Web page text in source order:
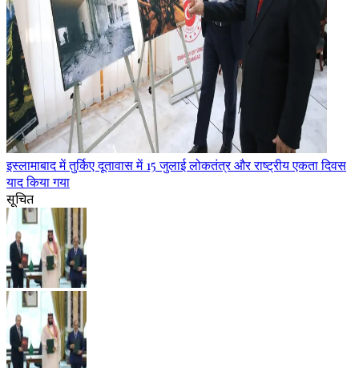
इस्लामाबाद में तुर्किए दूतावास में 15 जुलाई लोकतंत्र और राष्ट्रीय एकता दिवस
याद किया गया
सूचित